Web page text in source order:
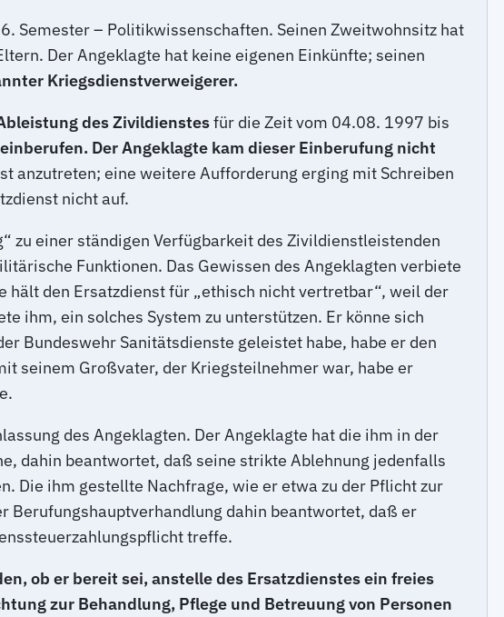
Semester – Politikwissenschaften. Seinen Zweitwohnsitz hat
Der Angeklagte hat keine eigenen Einkünfte; seinen
Kriegsdienstverweigerer.
des Zivildienstesfür die Zeit vom 04.08. 1997 bis
einberufen. Der Angeklagte kam dieser Einberufung nicht
anzutreten; eine weitere Aufforderung erging mit Schreiben
nicht auf.
zu einer ständigen Verfügbarkeit des Zivildienstleistenden
Funktionen. Das Gewissen des Angeklagten verbiete
den Ersatzdienst für „ethisch nicht vertretbar“, weil der
ihm, ein solches System zu unterstützen. Er könne sich
Bundeswehr Sanitätsdienste geleistet habe, habe er den
seinem Großvater, der Kriegsteilnehmer war, habe er
des Angeklagten. Der Angeklagte hat die ihm in der
dahin beantwortet, daß seine strikte Ablehnung jedenfalls
Die ihm gestellte Nachfrage, wie er etwa zu der Pflicht zur
Berufungshauptverhandlung dahin beantwortet, daß er
treffe.
ob er bereit sei, anstelle des Ersatzdienstes ein freies
zur Behandlung, Pflege und Betreuung von Personen